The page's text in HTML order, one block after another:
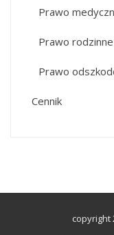
Prawo
Prawo
Prawo
Cennik
copyright